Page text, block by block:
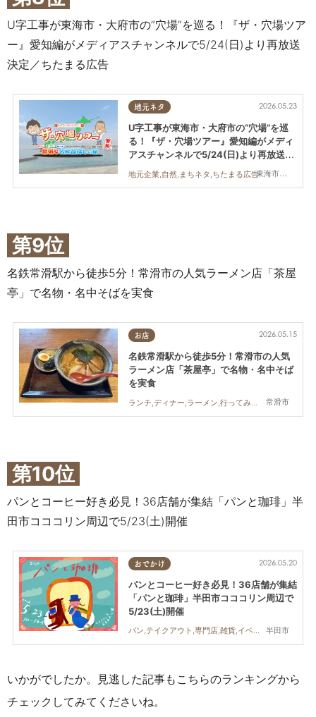
U字工事が東海市・大府市の”穴場”を巡る！『ザ・穴場ツア
ー』愛知編がメディアスチャンネルで5/24(日)より再放送
決定／ちたまる広告
地元ネタ
東海市,大府市
2026.05.23
U字工事が東海市・大府市の“穴場”を巡
る！『ザ・穴場ツアー』愛知編がメディ
アスチャンネルで5/24(日)より再放送決
地元企業,自然,まちネタ,ちたまる広告
第9位
名鉄常滑駅から徒歩5分！常滑市の人気ラーメン店「茶屋
亭」で名物・名中そばを実食
お店
常滑市
2026.05.15
名鉄常滑駅から徒歩5分！常滑市の人気
ラーメン店「茶屋亭」で名物・名中そば
を実食
第10位
パンとコーヒー好き必見！36店舗が集結「パンと珈琲」半
田市コココリン周辺で5/23(土)開催
おでかけ
半田市
2026.05.20
パンとコーヒー好き必見！36店舗が集結
「パンと珈琲」半田市コココリン周辺で
5/23(土)開催
パン,テイクアウト,専門店,雑貨,イベント,まちネタ
いかがでしたか。見逃した記事もこちらのランキングから
チェックしてみてくださいね。